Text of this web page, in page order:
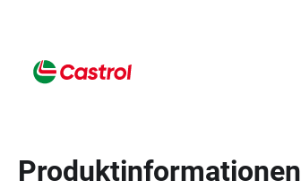
Produktinformationen